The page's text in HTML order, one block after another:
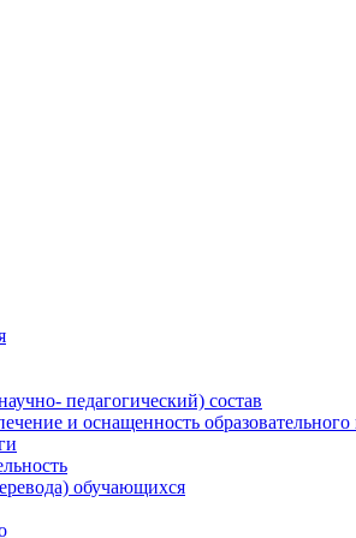
учреждение
центр"
педагогический) состав
и оснащенность образовательного
обучающихся